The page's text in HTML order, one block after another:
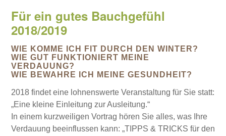
Für ein gutes Bauchgefühl
2018/2019
WIE KOMME ICH FIT DURCH DEN WINTER?
WIE GUT FUNKTIONIERT MEINE
VERDAUUNG?
WIE BEWAHRE ICH MEINE GESUNDHEIT?
2018 findet eine lohnenswerte Veranstaltung für Sie statt:
„Eine kleine Einleitung zur Ausleitung.“
In einem kurzweiligen Vortrag hören Sie alles, was Ihre
Verdauung beeinflussen kann: „TIPPS & TRICKS für den